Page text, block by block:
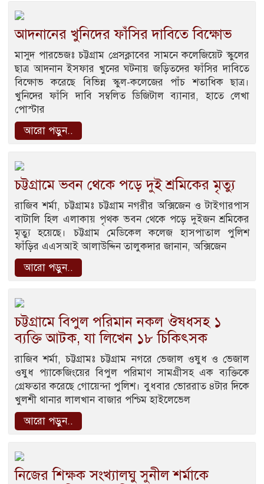
আদনানের খুনিদের ফাঁসির দাবিতে বিক্ষোভ
মাসুদ পারভেজঃ চট্টগ্রাম প্রেসক্লাবের সামনে কলেজিয়েট স্কুলের
ছাত্র আদনান ইসফার খুনের ঘটনায় জড়িতদের ফাঁসির দাবিতে
বিক্ষোভ করেছে বিভিন্ন স্কুল-কলেজের পাঁচ শতাধিক ছাত্র।
খুনিদের ফাঁসি দাবি সম্বলিত ডিজিটাল ব্যানার, হাতে লেখা
পোস্টার
আরো পড়ুন..
চট্টগ্রামে ভবন থেকে পড়ে দুই শ্রমিকের মৃত্যু
রাজিব শর্মা, চট্টগ্রামঃ চট্টগ্রাম নগরীর অক্সিজেন ও টাইগারপাস
বাটালি হিল এলাকায় পৃথক ভবন থেকে পড়ে দুইজন শ্রমিকের
মৃত্যু হয়েছে। চট্টগ্রাম মেডিকেল কলেজ হাসপাতাল পুলিশ
ফাঁড়ির এএসআই আলাউদ্দিন তালুকদার জানান, অক্সিজেন
আরো পড়ুন..
চট্টগ্রামে বিপুল পরিমান নকল ঔষধসহ ১
ব্যক্তি আটক, যা লিখেন ১৮ চিকিৎসক
রাজিব শর্মা, চট্টগ্রামঃ চট্টগ্রাম নগরে ভেজাল ওষুধ ও ভেজাল
ওষুধ প্যাকেজিংয়ের বিপুল পরিমাণ সামগ্রীসহ এক ব্যক্তিকে
গ্রেফতার করেছে গোয়েন্দা পুলিশ। বুধবার ভোররাত ৪টার দিকে
খুলশী থানার লালখান বাজার পশ্চিম হাইলেভেল
আরো পড়ুন..
নিজের শিক্ষক সংখ্যালঘু সুনীল শর্মাকে